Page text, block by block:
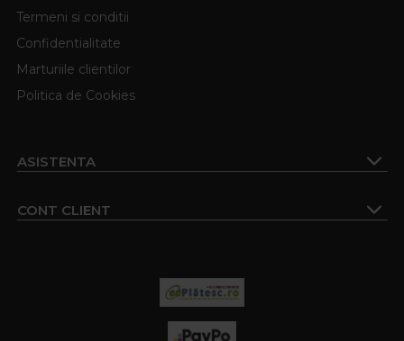
Termeni si conditii
Confidentialitate
Marturiile clientilor
Politica de Cookies
ASISTENTA
CONT CLIENT